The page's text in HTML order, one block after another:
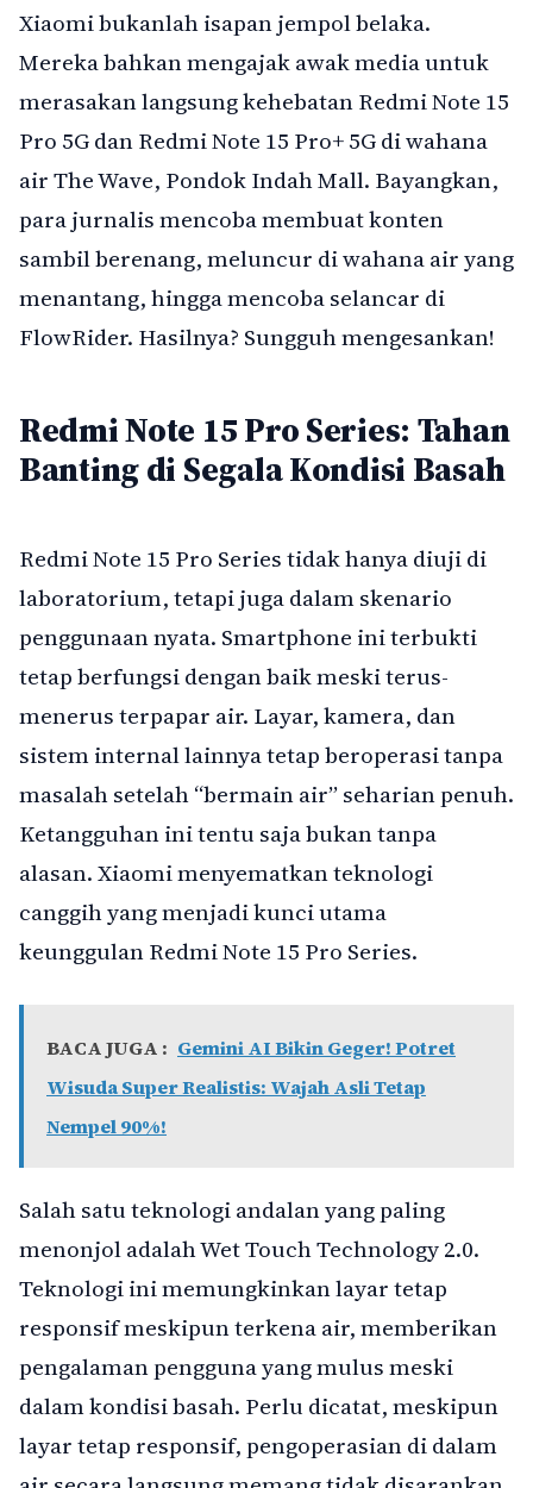
Xiaomi bukanlah isapan jempol belaka.
Mereka bahkan mengajak awak media untuk
merasakan langsung kehebatan Redmi Note 15
Pro 5G dan Redmi Note 15 Pro+ 5G di wahana
air The Wave, Pondok Indah Mall. Bayangkan,
para jurnalis mencoba membuat konten
sambil berenang, meluncur di wahana air yang
menantang, hingga mencoba selancar di
FlowRider. Hasilnya? Sungguh mengesankan!
Redmi Note 15 Pro Series: Tahan
Banting di Segala Kondisi Basah
Redmi Note 15 Pro Series tidak hanya diuji di
laboratorium, tetapi juga dalam skenario
penggunaan nyata. Smartphone ini terbukti
tetap berfungsi dengan baik meski terus-
menerus terpapar air. Layar, kamera, dan
sistem internal lainnya tetap beroperasi tanpa
masalah setelah “bermain air” seharian penuh.
Ketangguhan ini tentu saja bukan tanpa
alasan. Xiaomi menyematkan teknologi
canggih yang menjadi kunci utama
keunggulan Redmi Note 15 Pro Series.
BACA JUGA : Gemini AI Bikin Geger! Potret
Wisuda Super Realistis: Wajah Asli Tetap
Nempel 90%!
Salah satu teknologi andalan yang paling
menonjol adalah Wet Touch Technology 2.0.
Teknologi ini memungkinkan layar tetap
responsif meskipun terkena air, memberikan
pengalaman pengguna yang mulus meski
dalam kondisi basah. Perlu dicatat, meskipun
layar tetap responsif, pengoperasian di dalam